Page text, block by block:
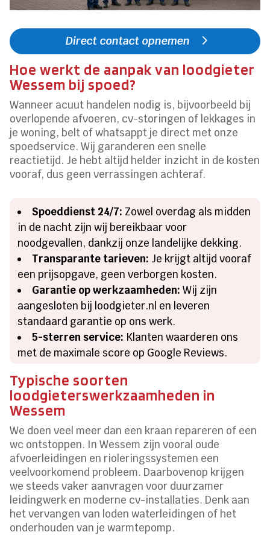
Direct contact opnemen
Hoe werkt de aanpak van loodgieter
Wessem bij spoed?
Wanneer acuut handelen nodig is, bijvoorbeeld bij
overlopende afvoeren, cv-storingen of lekkages in
je woning, belt of whatsappt je direct met onze
spoedservice. Wij garanderen een snelle
reactietijd. Je hebt altijd helder inzicht in de kosten
vooraf, dus geen verrassingen achteraf.
Spoeddienst 24/7: Zowel overdag als midden
in de nacht zijn wij bereikbaar voor
noodgevallen, dankzij onze landelijke dekking.
Transparante tarieven: Je krijgt altijd vooraf
een prijsopgave, geen verborgen kosten.
Garantie op werkzaamheden: Wij zijn
aangesloten bij loodgieter.nl en leveren
standaard garantie op ons werk.
5-sterren service: Klanten waarderen ons
met de maximale score op Google Reviews.
Typische soorten
loodgieterswerkzaamheden in
Wessem
We doen veel meer dan een kraan repareren of een
wc ontstoppen. In Wessem zijn vooral oude
afvoerleidingen en rioleringssystemen een
veelvoorkomend probleem. Daarbovenop krijgen
we steeds vaker aanvragen voor duurzamer
leidingwerk en moderne cv-installaties. Denk aan
het vervangen van loden waterleidingen of het
onderhouden van je warmtepomp.